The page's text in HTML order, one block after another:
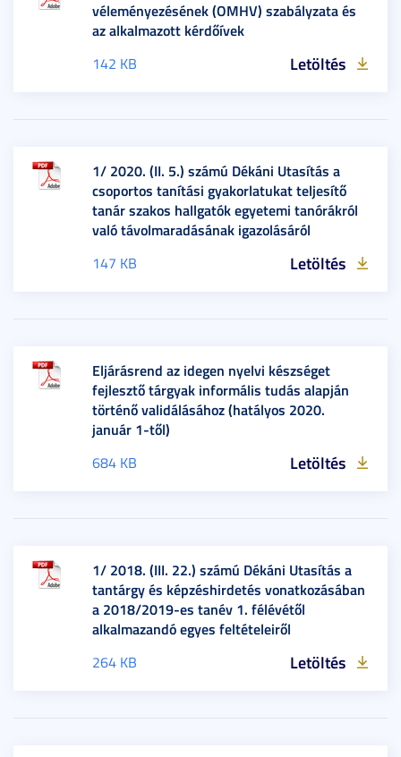
véleményezésének (OMHV) szabályzata és
az alkalmazott kérdőívek
142 KB Letöltés
1/ 2020. (II. 5.) számú Dékáni Utasítás a
csoportos tanítási gyakorlatukat teljesítő
tanár szakos hallgatók egyetemi tanórákról
való távolmaradásának igazolásáról
147 KB Letöltés
Eljárásrend az idegen nyelvi készséget
fejlesztő tárgyak informális tudás alapján
történő validálásához (hatályos 2020.
január 1-től)
684 KB Letöltés
1/ 2018. (III. 22.) számú Dékáni Utasítás a
tantárgy és képzéshirdetés vonatkozásában
a 2018/2019-es tanév 1. félévétől
alkalmazandó egyes feltételeiről
264 KB Letöltés